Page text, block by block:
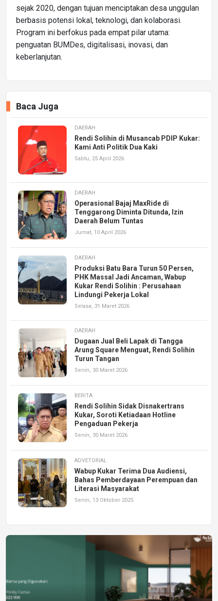
sejak 2020, dengan tujuan menciptakan desa unggulan
berbasis potensi lokal, teknologi, dan kolaborasi.
Program ini berfokus pada empat pilar utama:
penguatan BUMDes, digitalisasi, inovasi, dan
keberlanjutan.
Baca Juga
DAERAH
Rendi Solihin di Musancab PDIP Kukar:
Kami Anti Politik Dua Kaki
Sabtu, 25 April 2026
DAERAH
Operasional Bajaj MaxRide di
Tenggarong Diminta Ditunda, Izin
Daerah Belum Tuntas
Jumat, 10 April 2026
DAERAH
Produksi Batu Bara Turun 50 Persen,
PHK Massal Jadi Ancaman, Wabup
Kukar Rendi Solihin : Perusahaan
Lindungi Pekerja Lokal
Selasa, 31 Maret 2026
DAERAH
Dugaan Jual Beli Lapak di Tangga
Arung Square Menguat, Rendi Solihin
Turun Tangan
Senin, 30 Maret 2026
BERITA
Rendi Solihin Sidak Disnakertrans
Kukar, Soroti Ketiadaan Hotline
Pengaduan Pekerja
Senin, 30 Maret 2026
ADVETORIAL
Wabup Kukar Terima Dua Audiensi,
Bahas Pemberdayaan Perempuan dan
Literasi Masyarakat
Senin, 13 Oktober 2025